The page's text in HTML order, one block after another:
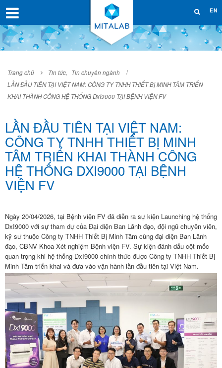
EN
Trang chủ Tin tức,
Tin chuyên ngành
LẦN ĐẦU TIÊN TẠI VIỆT NAM: CÔNG TY TNHH THIẾT BỊ MINH TÂM TRIỂN
KHAI THÀNH CÔNG HỆ THỐNG DxI9000 TẠI BỆNH VIỆN FV
LẦN ĐẦU TIÊN TẠI VIỆT NAM:
CÔNG TY TNHH THIẾT BỊ MINH
TÂM TRIỂN KHAI THÀNH CÔNG
HỆ THỐNG DXI9000 TẠI BỆNH
VIỆN FV
Ngày 20/04/2026, tại Bệnh viện FV đã diễn ra sự kiện Launching hệ thống
DxI9000 với sự tham dự của Đại diện Ban Lãnh đạo, đội ngũ chuyên viên,
kỹ sư thuộc Công ty TNHH Thiết Bị Minh Tâm cùng đại diện Ban Lãnh
đạo, CBNV Khoa Xét nghiệm Bệnh viện FV. Sự kiện đánh dấu cột mốc
quan trọng khi hệ thống DxI9000 chính thức được Công ty TNHH Thiết Bị
Minh Tâm triển khai và đưa vào vận hành lần đầu tiên tại Việt Nam.